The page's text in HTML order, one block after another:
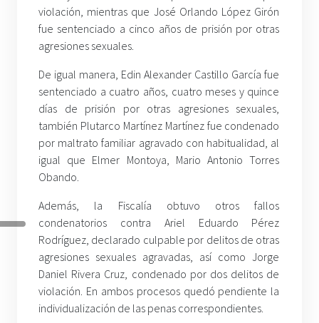
violación, mientras que José Orlando López Girón
fue sentenciado a cinco años de prisión por otras
agresiones sexuales.
De igual manera, Edin Alexander Castillo García fue
sentenciado a cuatro años, cuatro meses y quince
días de prisión por otras agresiones sexuales,
también Plutarco Martínez Martínez fue condenado
por maltrato familiar agravado con habitualidad, al
igual que Elmer Montoya, Mario Antonio Torres
Obando.
Además, la Fiscalía obtuvo otros fallos
condenatorios contra Ariel Eduardo Pérez
Rodríguez, declarado culpable por delitos de otras
agresiones sexuales agravadas, así como Jorge
Daniel Rivera Cruz, condenado por dos delitos de
violación. En ambos procesos quedó pendiente la
individualización de las penas correspondientes.